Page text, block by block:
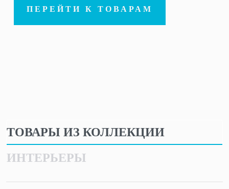
ПЕРЕЙТИ К ТОВАРАМ
ТОВАРЫ ИЗ КОЛЛЕКЦИИ
ИНТЕРЬЕРЫ